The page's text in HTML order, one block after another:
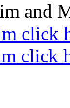
and
click
click